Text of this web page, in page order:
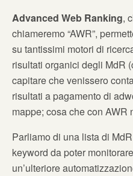
Advanced Web Ranking,
chiameremo “AWR”,
su tantissimi motori di
risultati organici degli MdR
capitare che venissero
risultati a pagamento di
mappe; cosa che con AWR
Parliamo di una lista di
keyword da poter
un’ulteriore